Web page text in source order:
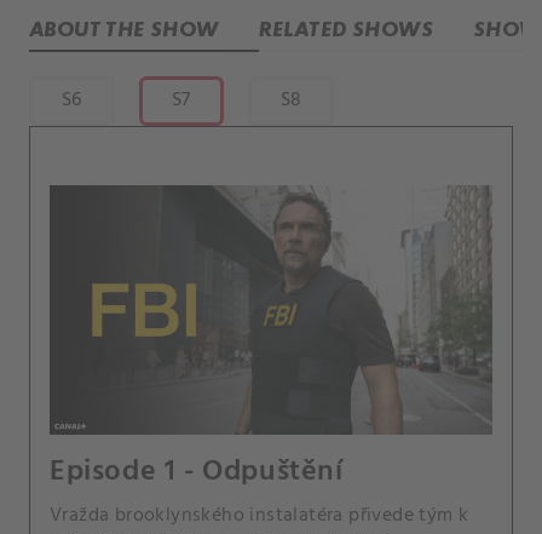
ABOUT THE SHOW RELATED SHOWS
S6 S7 S8
Episode 1 - Odpuštění
Vražda brooklynského instalatéra přivede tým k